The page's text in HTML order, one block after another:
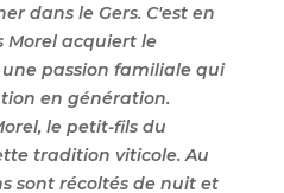
dans le Gers. C'est en
Morel acquiert le
passion familiale qui
en génération.
le petit-fils du
tradition viticole. Au
sont récoltés de nuit et